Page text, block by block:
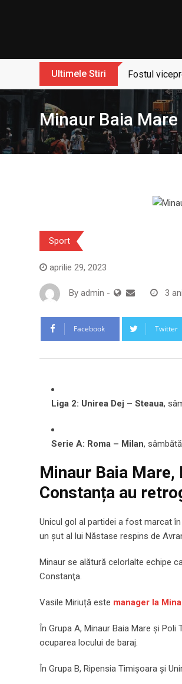
Ultimele Stiri Fostul
Minaur Baia
Sport
aprilie 29, 2023
By admin - 3
Facebook Twitter
Liga 2: Unirea Dej – Steaua,
Serie A: Roma – Milan,
Minaur Baia
Constanța au
Unicul gol al partidei a fost marcat
un șut al lui Năstase respins de
Minaur se alătură celorlalte echipe
Constanţa.
Vasile Miriuță este manager la
În Grupa A, Minaur Baia Mare și
ocuparea locului de baraj.
În Grupa B, Ripensia Timișoara și